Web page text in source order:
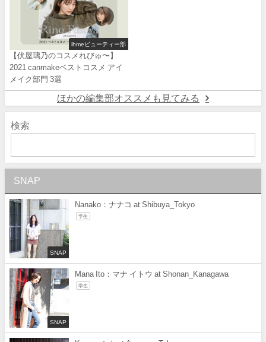
ihmeビューティー部
【伏屋璃乃のコスメれびゅ〜】
2021 canmakeベストコスメ アイ
メイク部門 3選
ほかの編集部オススメも見てみる
検索
SNAP
SNAP
Nanako：ナナコ at Shibuya_Tokyo
学生
SNAP
Mana Ito：マナ イトウ at Shonan_Kanagawa
学生